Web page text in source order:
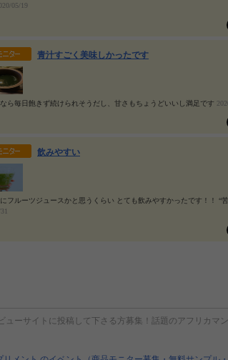
05/19
青汁すごく美味しかったです
なら毎日飽きず続けられそうだし、甘さもちょうどいいし満足です
飲みやすい
フルーツジュースかと思うくらい とても飲みやすかったです！！ “
ューサイトに投稿して下さる方募集！話題のアフリカマ